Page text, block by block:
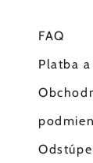
FAQ
Platba